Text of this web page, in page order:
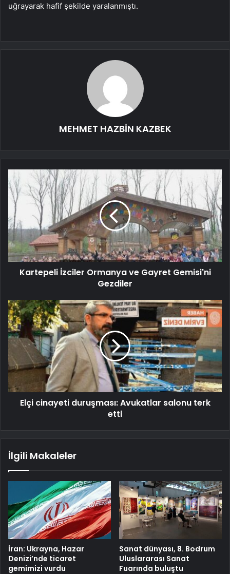
uğrayarak hafif şekilde yaralanmıştı.
MEHMET HAZBİN KAZBEK
Kartepeli İzciler Ormanya ve Gayret Gemisi'ni
Gezdiler
Elçi cinayeti duruşması: Avukatlar salonu terk
etti
İlgili Makaleler
İran: Ukrayna, Hazar
Denizi’nde ticaret
gemimizi vurdu
Sanat dünyası, 8. Bodrum
Uluslararası Sanat
Fuarında buluştu